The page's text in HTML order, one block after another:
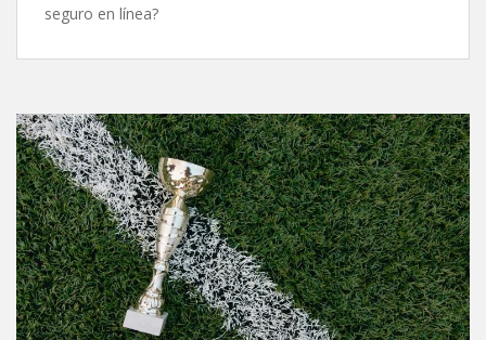
seguro en línea?